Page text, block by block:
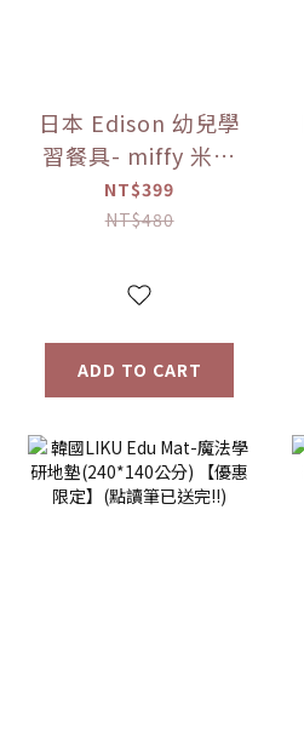
日本 Edison 幼兒學
習餐具- miffy 米菲
寶餐具【優惠限
NT$399
NT$480
ADD TO CART